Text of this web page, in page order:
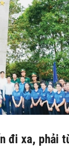
đi xa, phải